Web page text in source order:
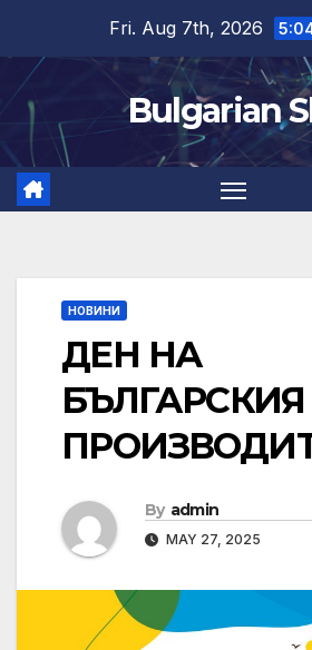
content
Fri. Aug 7th, 2026
Bulgarian
НОВИНИ
ДЕН НА
БЪЛГАРСКИЯ
By admin
MAY 27, 2025